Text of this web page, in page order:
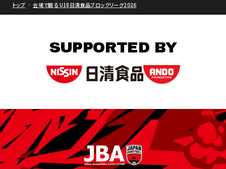
トップ 会場で観る U18日清食品ブロックリーグ2026
SUPPORTED BY